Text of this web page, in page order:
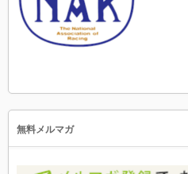
無料メルマガ